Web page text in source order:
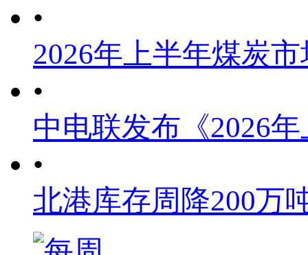
•
2026年上半年煤炭
•
中电联发布《2026
•
北港库存周降200万